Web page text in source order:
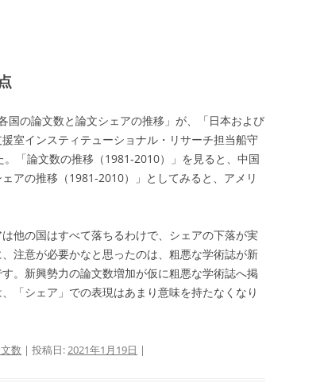
国の論文数と論文シェアの推移」が、「日本および
室インスティテューショナル・リサーチ担当船守
。「論文数の推移（1981‐2010）」を見ると、中国
アの推移（1981‐2010）」としてみると、アメリ
他の国はすべて落ちるわけで、シェアの下落が実
注意が必要かなと思ったのは、粗悪な学術誌が新
。新興勢力の論文数増加が仮に粗悪な学術誌へ掲
「シェア」での表現はあまり意味を持たなくなり
数 | 投稿日:2021年1月19日 |